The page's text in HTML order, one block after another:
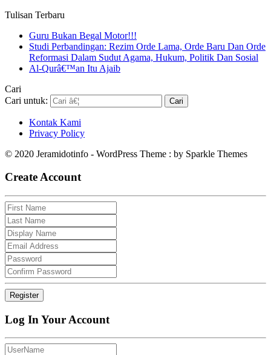
Tulisan Terbaru
Guru Bukan Begal Motor!!!
Studi Perbandingan: Rezim Orde Lama, Orde Baru Dan Orde
Reformasi Dalam Sudut Agama, Hukum, Politik Dan Sosial
Al-Qurâ€™an Itu Ajaib
Cari
Cari untuk:
Kontak Kami
Privacy Policy
© 2020 Jeramidotinfo - WordPress Theme : by Sparkle Themes
Create Account
Log In Your Account